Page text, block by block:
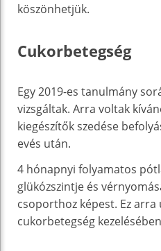
köszönhetjük.
Cukorbetegség
Egy 2019-es tanulmány
vizsgáltak. Arra voltak
kiegészítők szedése
evés után.
4 hónapnyi folyamatos
glükózszintje és
csoporthoz képest. Ez
cukorbetegség